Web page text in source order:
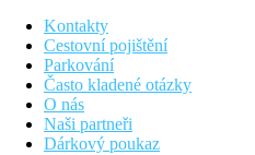
Kontakty
Cestovní pojištění
Parkování
Často kladené otázky
O nás
Naši partneři
Dárkový poukaz